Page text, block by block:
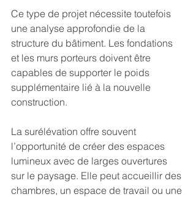
Ce type de projet nécessite toutefois
une analyse approfondie de la
structure du bâtiment. Les fondations
et les murs porteurs doivent être
capables de supporter le poids
supplémentaire lié à la nouvelle
construction.
La surélévation offre souvent
l’opportunité de créer des espaces
lumineux avec de larges ouvertures
sur le paysage. Elle peut accueillir des
chambres, un espace de travail ou une